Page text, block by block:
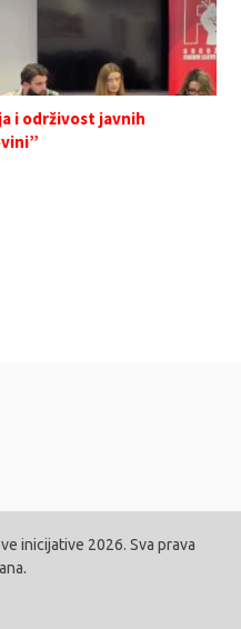
i održivost javnih
inicijative 2026. Sva prava